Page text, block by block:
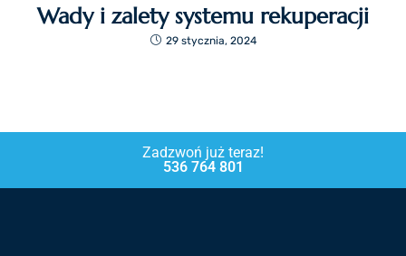
Wady i zalety systemu rekuperacji
29 stycznia, 2024
Zadzwoń już teraz!
536 764 801